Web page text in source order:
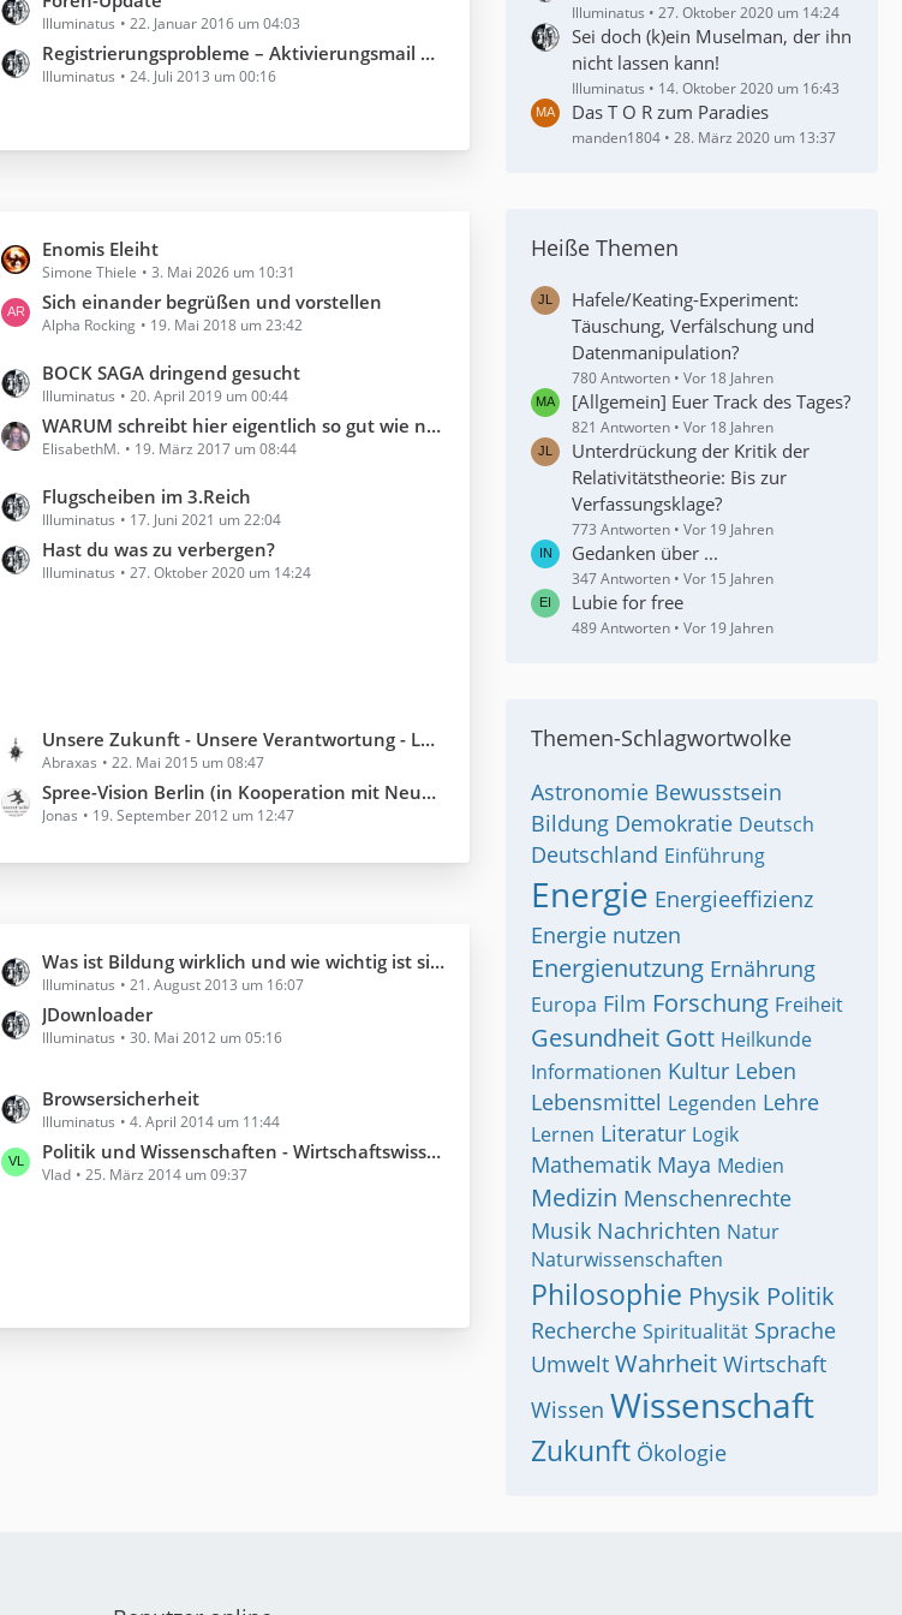
e
t
z
r
g
Illuminatus 22. Januar 2016 um 04:03
Registrierungsprobleme – Aktivierungsmail kommt nicht an
Illuminatus 24. Juli 2013 um 00:16
L
e
t
z
e
e
r
g
Enomis Eleiht
Simone Thiele 3. Mai 2026 um 10:31
Sich einander begrüßen und vorstellen
Alpha Rocking 19. Mai 2018 um 23:42
L
e
t
z
e
e
BOCK SAGA dringend gesucht
Illuminatus 20. April 2019 um 00:44
WARUM schreibt hier eigentlich so gut wie niemand ?
ElisabethM. 19. März 2017 um 08:44
L
e
t
z
r
g
Flugscheiben im 3.Reich
Illuminatus 17. Juni 2021 um 22:04
Hast du was zu verbergen?
Illuminatus 27. Oktober 2020 um 14:24
e
t
z
t
ä
Unsere Zukunft - Unsere Verantwortung - Leben im Hier und Jetzt - Ab dem 28.05.2015
Abraxas 22. Mai 2015 um 08:47
Spree-Vision Berlin (in Kooperation mit NeuDeutschland)
Jonas 19. September 2012 um 12:47
L
e
t
z
e
B
e
i
Was ist Bildung wirklich und wie wichtig ist sie uns?
Illuminatus 21. August 2013 um 16:07
JDownloader
Illuminatus 30. Mai 2012 um 05:16
L
e
t
z
Browsersicherheit
Illuminatus 4. April 2014 um 11:44
Politik und Wissenschaften - Wirtschaftswissenschaft
Vlad 25. März 2014 um 09:37
Illuminatus 27. Oktober 2020 um 14:24
Sei doch (k)ein Muselman, der ihn
nicht lassen kann!
Illuminatus 14. Oktober 2020 um 16:43
Das T O R zum Paradies
manden1804 28. März 2020 um 13:37
Heiße Themen
Hafele/Keating-Experiment:
Täuschung, Verfälschung und
Datenmanipulation?
780 Antworten Vor 18 Jahren
[Allgemein] Euer Track des Tages?
821 Antworten Vor 18 Jahren
Unterdrückung der Kritik der
Relativitätstheorie: Bis zur
Verfassungsklage?
773 Antworten Vor 19 Jahren
Gedanken über ...
347 Antworten Vor 15 Jahren
Lubie for free
489 Antworten Vor 19 Jahren
Themen-Schlagwortwolke
Astronomie Bewusstsein
Bildung Demokratie Deutsch
Deutschland Einführung
Energie Energieeffizienz
Energie nutzen
Energienutzung Ernährung
Europa Film Forschung Freiheit
Gesundheit Gott Heilkunde
Informationen Kultur Leben
Lebensmittel Legenden Lehre
Lernen Literatur Logik
Mathematik Maya Medien
Medizin Menschenrechte
Musik Nachrichten Natur
Naturwissenschaften
Philosophie Physik Politik
Recherche Spiritualität Sprache
Umwelt Wahrheit Wirtschaft
Wissen Wissenschaft
Zukunft Ökologie